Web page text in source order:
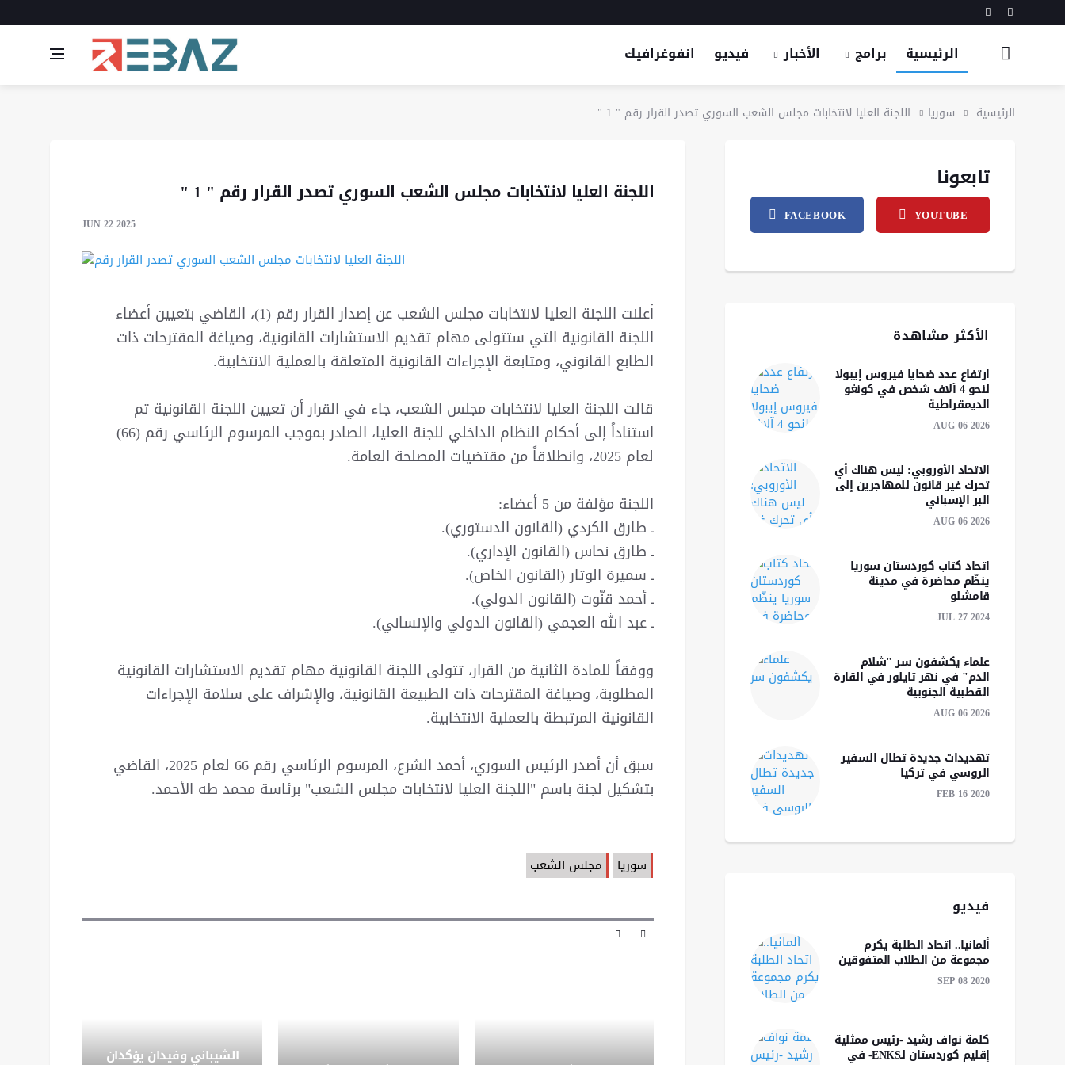
الرئيسية برامج الأخبار فيديو انفوغرافيك
الرئيسية سوريا اللجنة العليا لانتخابات مجلس الشعب السوري تصدر القرار رقم " 1 "
اللجنة العليا لانتخابات مجلس الشعب السوري تصدر القرار رقم " 1 "
JUN 22 2025
أعلنت اللجنة العليا لانتخابات مجلس الشعب عن إصدار القرار رقم (1)، القاضي بتعيين أعضاء
اللجنة القانونية التي ستتولى مهام تقديم الاستشارات القانونية، وصياغة المقترحات ذات
الطابع القانوني، ومتابعة الإجراءات القانونية المتعلقة بالعملية الانتخابية.
قالت اللجنة العليا لانتخابات مجلس الشعب، جاء في القرار أن تعيين اللجنة القانونية تم
استناداً إلى أحكام النظام الداخلي للجنة العليا، الصادر بموجب المرسوم الرئاسي رقم (66)
لعام 2025، وانطلاقاً من مقتضيات المصلحة العامة.
اللجنة مؤلفة من 5 أعضاء:
ـ طارق الكردي (القانون الدستوري).
ـ طارق نحاس (القانون الإداري).
ـ سميرة الوتار (القانون الخاص).
ـ أحمد قنّوت (القانون الدولي).
ـ عبد الله العجمي (القانون الدولي والإنساني).
ووفقاً للمادة الثانية من القرار، تتولى اللجنة القانونية مهام تقديم الاستشارات القانونية
المطلوبة، وصياغة المقترحات ذات الطبيعة القانونية، والإشراف على سلامة الإجراءات
القانونية المرتبطة بالعملية الانتخابية.
سبق أن أصدر الرئيس السوري، أحمد الشرع، المرسوم الرئاسي رقم 66 لعام 2025، القاضي
بتشكيل لجنة باسم "اللجنة العليا لانتخابات مجلس الشعب" برئاسة محمد طه الأحمد.
سوريا مجلس الشعب
الشيباني وفيدان يؤكدان الشيباني وفيدان يؤكدان
تابعونا
FACEBOOK YOUTUBE
الأكثر مشاهدة
ارتفاع عدد ضحايا فيروس إيبولا
لنحو 4 آلاف شخص في كونغو
الديمقراطية
AUG 06 2026
الاتحاد الأوروبي: ليس هناك أي
تحرك غير قانون للمهاجرين إلى
البر الإسباني
AUG 06 2026
اتحاد كتاب كوردستان سوريا
ينظّم محاضرة في مدينة
قامشلو
JUL 27 2024
علماء يكشفون سر "شلام
الدم" في نهر تايلور في القارة
القطبية الجنوبية
AUG 06 2026
تهديدات جديدة تطال السفير
الروسي في تركيا
FEB 16 2020
فيديو
ألمانيا.. اتحاد الطلبة يكرم
مجموعة من الطلاب المتفوقين
SEP 08 2020
كلمة نواف رشید -رئیس ممثلية
إقليم كوردستان لـENKS- في